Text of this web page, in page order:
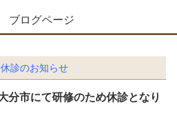
ブログページ
診のお知らせ
分市にて研修のため休診となり